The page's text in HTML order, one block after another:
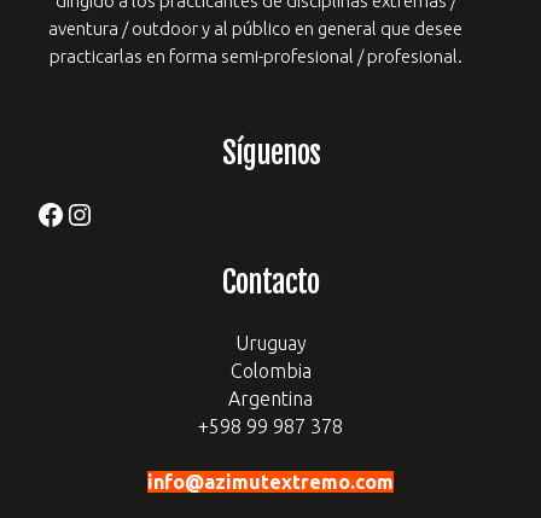
aventura / outdoor y al público en general que desee
practicarlas en forma semi-profesional / profesional.
Síguenos
Facebook
Instagram
Contacto
Uruguay
Colombia
Argentina
+598 99 987 378
info@azimutextremo.com